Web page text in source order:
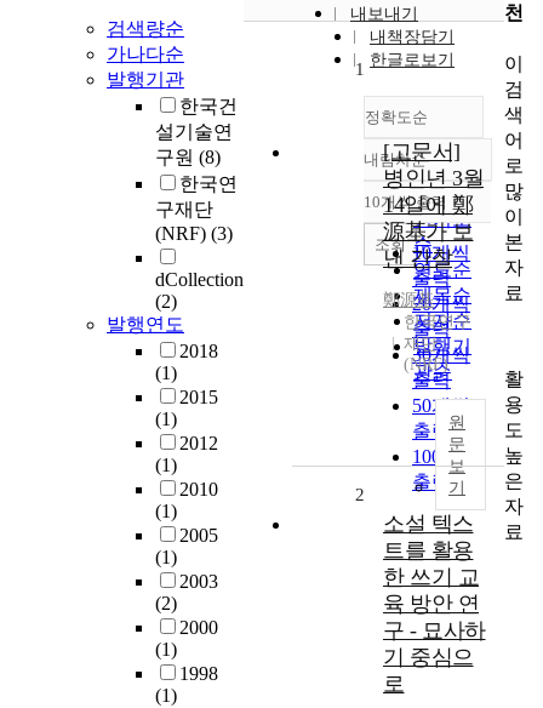
검색량순
가나다순
발행기관
한국건
설기술연
구원 (8)
한국연
구재단
(NRF) (3)
dCollection
(2)
발행연도
2018
(1)
2015
(1)
2012
(1)
2010
(1)
2005
(1)
2003
(2)
2000
(1)
1998
(1)
내보내기
내책장담기
한글로보기
정확도순
정확도
순
인기도
순
연도순
제목순
저자순
발행기
관순
내림차순
내림차순
10개씩 출력
10개씩
출력
20개씩
출력
30개씩
출력
50개씩
출력
100개씩
출력
조회
1
[고문서]
병인년 3월
14일에 鄭
源基가 보
낸 간찰
鄭源基
한국연구
재단
(NRF)
원
문
보
기
2
소설 텍스
트를 활용
한 쓰기 교
육 방안 연
구 - 묘사하
기 중심으
로
천
이
검
색
어
로
많
이
본
자
료
활
용
도
높
은
자
료